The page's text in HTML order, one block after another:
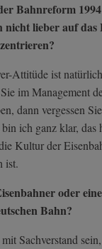
Bahnreform
nicht lieber auf
Attitüde ist
im Management
dann vergessen
ich ganz klar, das
Kultur der
ist.
oder
Bahn?
Sachverstand